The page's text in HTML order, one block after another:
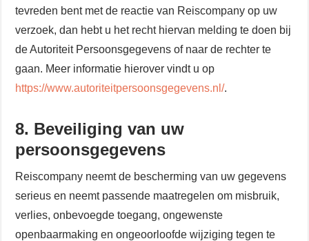
tevreden bent met de reactie van Reiscompany op uw
verzoek, dan hebt u het recht hiervan melding te doen bij
de Autoriteit Persoonsgegevens of naar de rechter te
gaan. Meer informatie hierover vindt u op
https://www.autoriteitpersoonsgegevens.nl/.
8. Beveiliging van uw
persoonsgegevens
Reiscompany neemt de bescherming van uw gegevens
serieus en neemt passende maatregelen om misbruik,
verlies, onbevoegde toegang, ongewenste
openbaarmaking en ongeoorloofde wijziging tegen te